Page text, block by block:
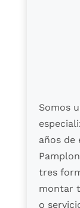
Somos
años de
tres
montar
o